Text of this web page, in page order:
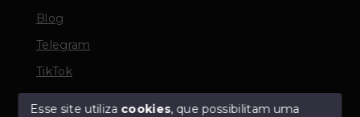
Blog
Telegram
TikTok
Esse site utiliza cookies, que possibilitam uma